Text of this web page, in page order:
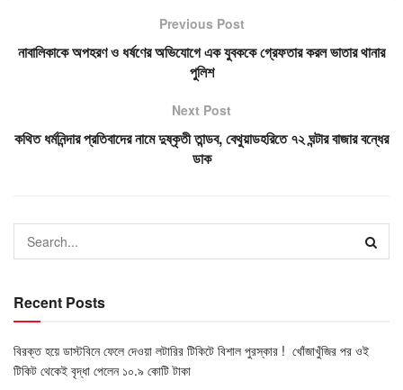
Previous Post
নাবালিকাকে অপহরণ ও ধর্ষণের অভিযোগে এক যুবককে গ্রেফতার করল ভাতার থানার
পুলিশ
Next Post
কথিত ধর্মনিন্দার প্রতিবাদের নামে দুষ্কৃতী তান্ডব, বেথুয়াডহরিতে ৭২ ঘন্টার বাজার বন্ধের
ডাক
Recent Posts
বিরক্ত হয়ে ডাস্টবিনে ফেলে দেওয়া লটারির টিকিটে বিশাল পুরস্কার ! খোঁজাখুঁজির পর ওই
টিকিট থেকেই বৃদ্ধা পেলেন ১০.৯ কোটি টাকা